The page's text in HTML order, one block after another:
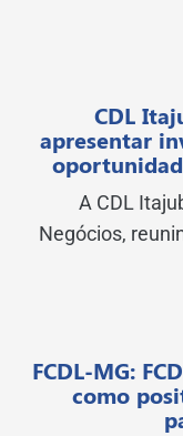
CDL
apresentar
A CDL
Negócios,
FCDL-MG:
como